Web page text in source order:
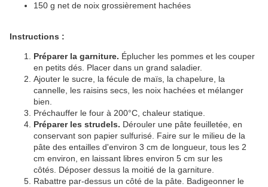
150 g net de noix grossièrement hachées
Instructions :
Préparer la garniture. Éplucher les pommes et les couper
en petits dés. Placer dans un grand saladier.
Ajouter le sucre, la fécule de maïs, la chapelure, la
cannelle, les raisins secs, les noix hachées et mélanger
bien.
Préchauffer le four à 200°C, chaleur statique.
Préparer les strudels. Dérouler une pâte feuilletée, en
conservant son papier sulfurisé. Faire sur le milieu de la
pâte des entailles d'environ 3 cm de longueur, tous les 2
cm environ, en laissant libres environ 5 cm sur les
côtés. Déposer dessus la moitié de la garniture.
Rabattre par-dessus un côté de la pâte. Badigeonner le